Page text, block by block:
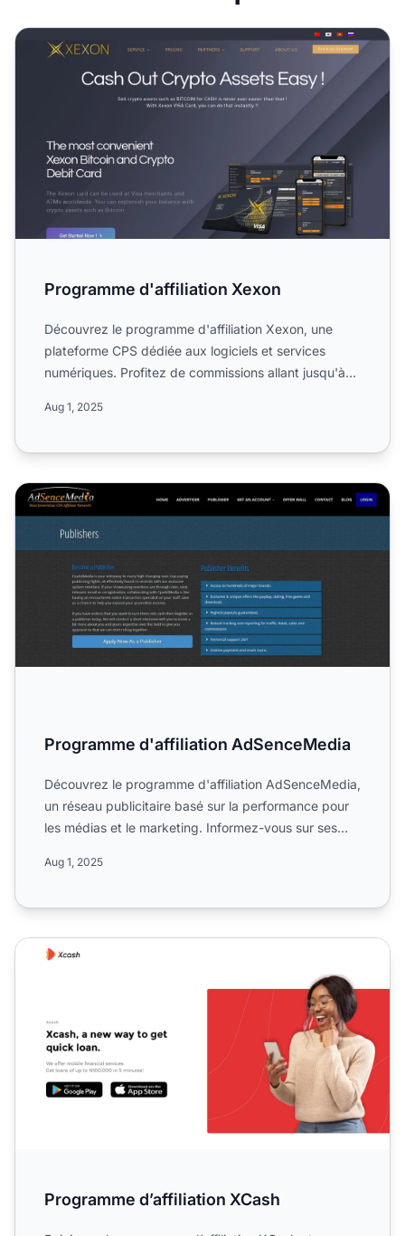
Programme d'affiliation Xexon
Programme d'affiliation Xexon
Découvrez le programme d'affiliation Xexon, une
plateforme CPS dédiée aux logiciels et services
numériques. Profitez de commissions allant jusqu'à
Aug 1, 2025
Programme d'affiliation AdSenceMedia
Programme d'affiliation AdSenceMedia
Découvrez le programme d'affiliation AdSenceMedia,
un réseau publicitaire basé sur la performance pour
les médias et le marketing. Informez-vous sur ses
Aug 1, 2025
Programme d’affiliation XCash
Programme d’affiliation XCash